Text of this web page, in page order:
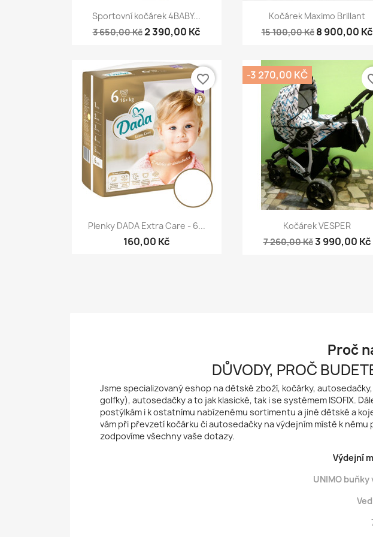
Rychlý náhled
Sportovní kočárek 4BABY...
3 650,00 Kč2 390,00 Kč
Rychlý náhled
Kočárek Maximo Brillant
15 100,00 Kč 8 900,00 Kč
Rychlý náhled
Plenky DADA Extra Care - 6...
160,00 Kč
favorite_border
Rychlý náhled
Kočárek VESPER
7 260,00 Kč3 990,00 Kč
-3 270,00 KČ
Proč
DŮVODY, PROČ
Jsme specializovaný eshop na dětské zboží, kočárky,
golfky), autosedačky a to jak klasické, tak i se systémem ISOFIX.
postýlkám i k ostatnímu nabízenému sortimentu a jiné dětské a
vám při převzetí kočárku či autosedačky na výdejním místě k
zodpovíme všechny vaše dotazy.
Výdejní
UNIMO